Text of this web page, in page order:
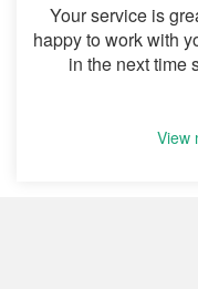
Your service is
happy to work with
in the next time
View